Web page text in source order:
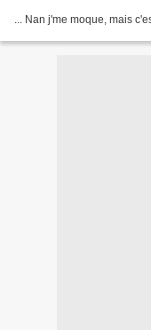
... Nan j'me moque, mais